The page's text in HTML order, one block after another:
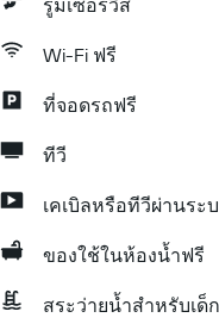
รูมเซอร์วิส
Wi-Fi ฟรี
ที่จอดรถฟรี
ทีวี
เคเบิลหรือทีวีผ่านระ
ของใช้ในห้องน้ำฟรี
สระว่ายน้ำสำหรับเด็ก